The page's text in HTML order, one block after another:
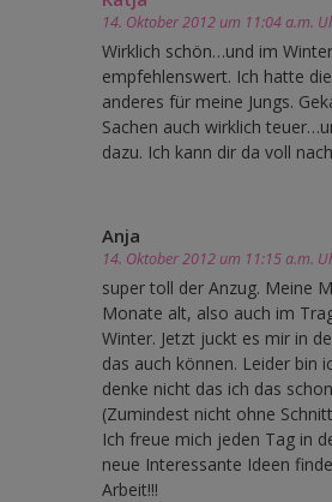
14. Oktober 2012 um 11:04 a.m.
Wirklich schön…und im
empfehlenswert. Ich hatte
anderes für meine Jungs.
Sachen auch wirklich
dazu. Ich kann dir da voll
Anja
14. Oktober 2012 um 11:15 a.m.
super toll der Anzug. Meine
Monate alt, also auch im
Winter. Jetzt juckt es mir in
das auch können. Leider bin
denke nicht das ich das
(Zumindest nicht ohne
Ich freue mich jeden Tag in
neue Interessante Ideen
Arbeit!!!